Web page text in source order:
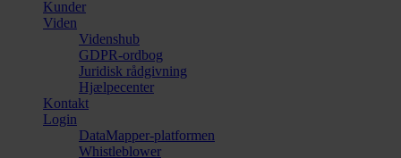
Kunder
Viden
Videnshub
GDPR-ordbog
Juridisk rådgivning
Hjælpecenter
Kontakt
Login
DataMapper-platformen
Whistleblower